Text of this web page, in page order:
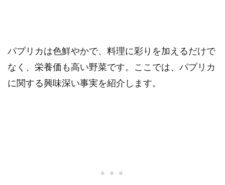
パプリカは色鮮やかで、料理に彩りを加えるだけで
なく、栄養価も高い野菜です。ここでは、パプリカ
に関する興味深い事実を紹介します。